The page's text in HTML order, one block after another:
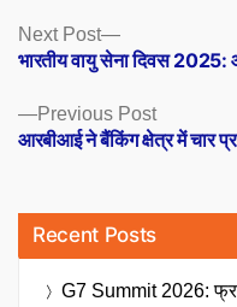
Posts
navigation
Previous PostPrevious
post:
आरबीआई ने बैंकिंग क्षेत्र में चार
Next Post
Next
post:
भारतीय वायु सेना दिवस
Recent Posts
G7 Summit 2026: